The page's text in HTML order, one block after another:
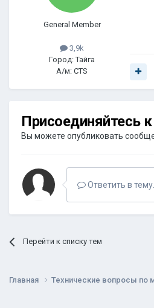
General Member
3,9k
Город: Тайга
А/м: CTS
Присоединяйтесь
Вы можете опубликовать
Ответить в
Перейти к списку тем
Главная Технические вопросы по